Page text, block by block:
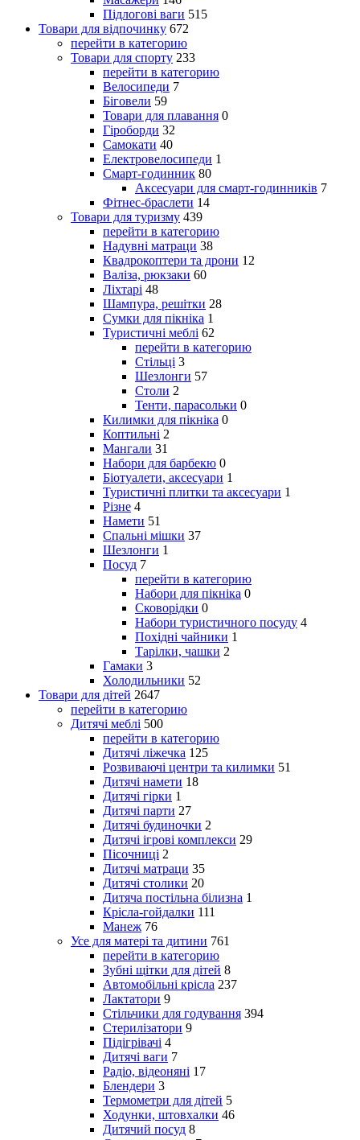
Підлогові ваги 515
Товари для відпочинку 672
перейти в категорию
Товари для спорту 233
перейти в категорию
Велосипеди 7
Біговели 59
Товари для плавання 0
Гіроборди 32
Самокати 40
Електровелосипеди 1
Смарт-годинник 80
Аксесуари для смарт-годинників 7
Фітнес-браслети 14
Товари для туризму 439
перейти в категорию
Надувні матраци 38
Квадрокоптери та дрони 12
Валіза, рюкзаки 60
Ліхтарі 48
Шампура, решітки 28
Сумки для пікніка 1
Туристичні меблі 62
перейти в категорию
Стільці 3
Шезлонги 57
Столи 2
Тенти, парасольки 0
Килимки для пікніка 0
Коптильні 2
Мангали 31
Набори для барбекю 0
Біотуалети, аксесуари 1
Туристичні плитки та аксесуари 1
Різне 4
Намети 51
Спальні мішки 37
Шезлонги 1
Посуд 7
перейти в категорию
Набори для пікніка 0
Сковорідки 0
Набори туристичного посуду 4
Похідні чайники 1
Тарілки, чашки 2
Гамаки 3
Холодильники 52
Товари для дітей 2647
перейти в категорию
Дитячі меблі 500
перейти в категорию
Дитячі ліжечка 125
Розвиваючі центри та килимки 51
Дитячі намети 18
Дитячі гірки 1
Дитячі парти 27
Дитячі будиночки 2
Дитячі ігрові комплекси 29
Пісочниці 2
Дитячі матраци 35
Дитячі столики 20
Дитяча постільна білизна 1
Крісла-гойдалки 111
Манеж 76
Усе для матері та дитини 761
перейти в категорию
Зубні щітки для дітей 8
Автомобільні крісла 237
Лактатори 9
Стільчики для годування 394
Стерилізатори 9
Підігрівачі 4
Дитячі ваги 7
Радіо, відеоняні 17
Блендери 3
Термометри для дітей 5
Ходунки, штовхалки 46
Дитячий посуд 8